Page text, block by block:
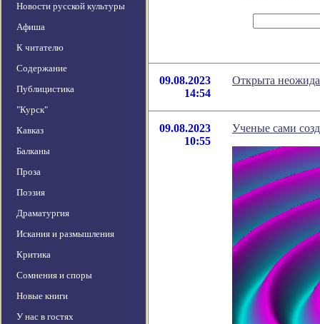
Новости русской культуры
Афиша
К читателю
Содержание
Публицистика
"Курск"
Кавказ
Балканы
Проза
Поэзия
Драматургия
Искания и размышления
Критика
Сомнения и споры
Новые книги
У нас в гостях
09.08.2023
14:54
Открыта
09.08.2023
10:55
Ученые сами